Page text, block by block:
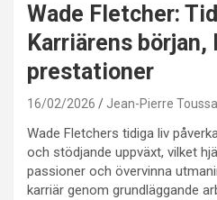
Wade Fletcher:
Karriärens början,
prestationer
16/02/2026 Jean-Pierre
Wade Fletchers tidiga liv
och stödjande uppväxt, vilket
passioner och övervinna
karriär genom grundläggande